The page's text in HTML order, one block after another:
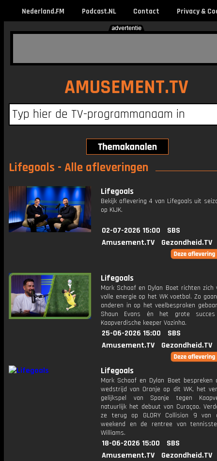
Nederland.FM Podcast.NL Contact Privacy &
AMUSEMENT.TV
Lifegoals - Alle afleveringen
Lifegoals
Bekijk aflevering 4 van Lifegoals uit
op KIJK.
02-07-2026 15:00
SBS
Amusement.TV
Gezondheid.TV
Lifegoals
Mark Schaaf en Dylan Boet richten
volle energie op het WK voetbal. Zo
anderen in op het veelbesproken
Shaun Evans én het grote
Kaapverdische keeper Vozinha.
25-06-2026 15:00
SBS
Amusement.TV
Gezondheid.TV
Lifegoals
Mark Schaaf en Dylan Boet bespreken
wedstrijd van Oranje op dit WK, het
gelijkspel van Spanje tegen
natuurlijk het debuut van Curaçao.
ze terug op GLORY Collision 9 van
weekend en de rentree van
Williams.
18-06-2026 15:00
SBS
Amusement.TV
Gezondheid.TV